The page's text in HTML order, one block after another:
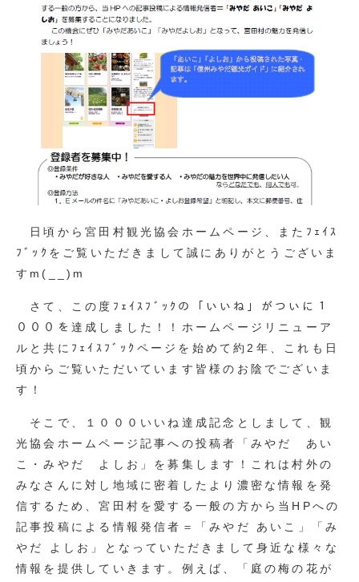
日頃から宮田村観光協会ホームページ、またﾌｪｲｽ
ﾌﾞｯｸをご覧いただきまして誠にありがとうございま
すm(__)m
さて、この度ﾌｪｲｽﾌﾞｯｸの「いいね」がついに１
０００を達成しました！！ホームページリニューア
ルと共にﾌｪｲｽﾌﾞｯｸページを始めて約2年、これも日
頃からご覧いただいています皆様のお陰でございま
す！
そこで、１０００いいね達成記念としまして、観
光協会ホームページ記事への投稿者「みやだ あい
こ・みやだ よしお」を募集します！これは村外の
みなさんに対し地域に密着したより濃密な情報を発
信するため、宮田村を愛する一般の方から当HPへの
記事投稿による情報発信者＝「みやだ あいこ」「み
やだ よしお」となっていただきまして身近な様々な
情報を提供していきます。例えば、「庭の梅の花が